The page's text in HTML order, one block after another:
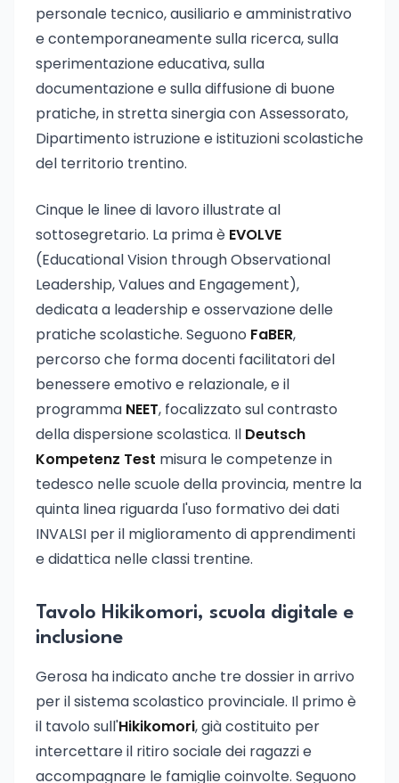
personale tecnico, ausiliario e amministrativo
e contemporaneamente sulla ricerca, sulla
sperimentazione educativa, sulla
documentazione e sulla diffusione di buone
pratiche, in stretta sinergia con Assessorato,
Dipartimento istruzione e istituzioni scolastiche
del territorio trentino.
Cinque le linee di lavoro illustrate al
sottosegretario. La prima è EVOLVE
(Educational Vision through Observational
Leadership, Values and Engagement),
dedicata a leadership e osservazione delle
pratiche scolastiche. Seguono FaBER,
percorso che forma docenti facilitatori del
benessere emotivo e relazionale, e il
programma NEET, focalizzato sul contrasto
della dispersione scolastica. Il Deutsch
Kompetenz Test misura le competenze in
tedesco nelle scuole della provincia, mentre la
quinta linea riguarda l'uso formativo dei dati
INVALSI per il miglioramento di apprendimenti
e didattica nelle classi trentine.
Tavolo Hikikomori, scuola digitale e
inclusione
Gerosa ha indicato anche tre dossier in arrivo
per il sistema scolastico provinciale. Il primo è
il tavolo sull'Hikikomori, già costituito per
intercettare il ritiro sociale dei ragazzi e
accompagnare le famiglie coinvolte. Seguono